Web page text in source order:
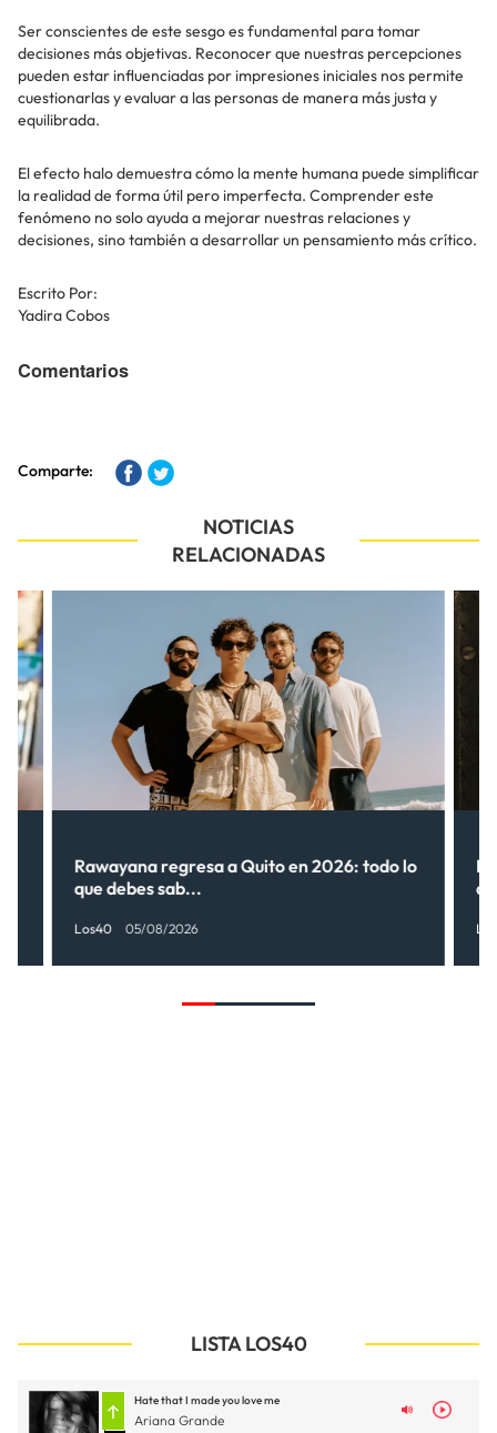
Ser conscientes de este sesgo es fundamental para tomar
decisiones más objetivas. Reconocer que nuestras percepciones
pueden estar influenciadas por impresiones iniciales nos permite
cuestionarlas y evaluar a las personas de manera más justa y
equilibrada.
El efecto halo demuestra cómo la mente humana puede simplificar
la realidad de forma útil pero imperfecta. Comprender este
fenómeno no solo ayuda a mejorar nuestras relaciones y
decisiones, sino también a desarrollar un pensamiento más crítico.
Escrito Por:
Yadira Cobos
Comentarios
Comparte:
NOTICIAS
RELACIONADAS
Rawayana regresa a Quito en 2026: todo lo
que debes sab...
Los40 05/08/2026
LISTA LOS40
Hate that I made you love me
Ariana Grande